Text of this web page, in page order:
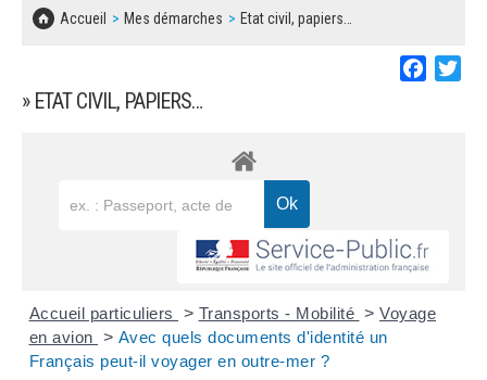
Accueil Mes démarches Etat civil, papiers…
» ETAT CIVIL, PAPIERS…
Accueil particuliers > Transports - Mobilité > Voyage
en avion > Avec quels documents d'identité un
Français peut-il voyager en outre-mer ?
CONCERTATIONS PUBLIQUES
SOLIDARITÉ, LOGEMENT
DECHETS
BESOIN D'UNE AIDE ?
LES ASSOCIATIONS
MARCHÉS PUBLICS
REGLEMENT LOCAL DE PUBLICITÉ
DECLARATION DE DEMARCHAGE
DOSSIER DE DEMANDE DE SUBVENTION
DEMANDE DE PRÊT DE MATERIEL